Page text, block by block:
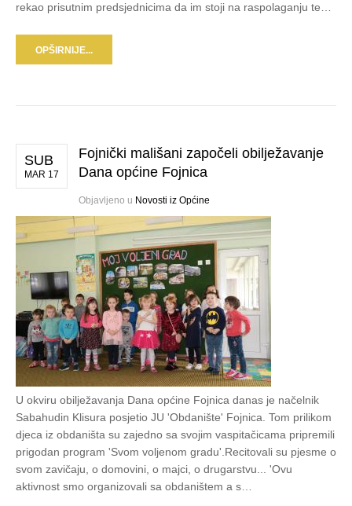
rekao prisutnim predsjednicima da im stoji na raspolaganju te…
OPŠIRNIJE...
SUB
MAR 17
Fojnički mališani započeli obilježavanje
Dana općine Fojnica
Objavljeno u Novosti iz Općine
U okviru obilježavanja Dana općine Fojnica danas je načelnik
Sabahudin Klisura posjetio JU 'Obdanište' Fojnica. Tom prilikom
djeca iz obdaništa su zajedno sa svojim vaspitačicama pripremili
prigodan program 'Svom voljenom gradu'.Recitovali su pjesme o
svom zavičaju, o domovini, o majci, o drugarstvu... 'Ovu
aktivnost smo organizovali sa obdaništem a s…